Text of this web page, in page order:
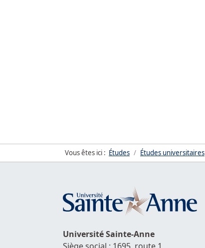
Vous êtes ici : Études Études universitaires
UniversitéSainte-Anne